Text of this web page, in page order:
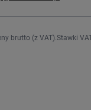
brutto (z VAT). Stawki